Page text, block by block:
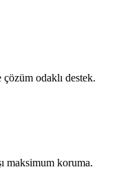
odaklı destek.
maksimum koruma.